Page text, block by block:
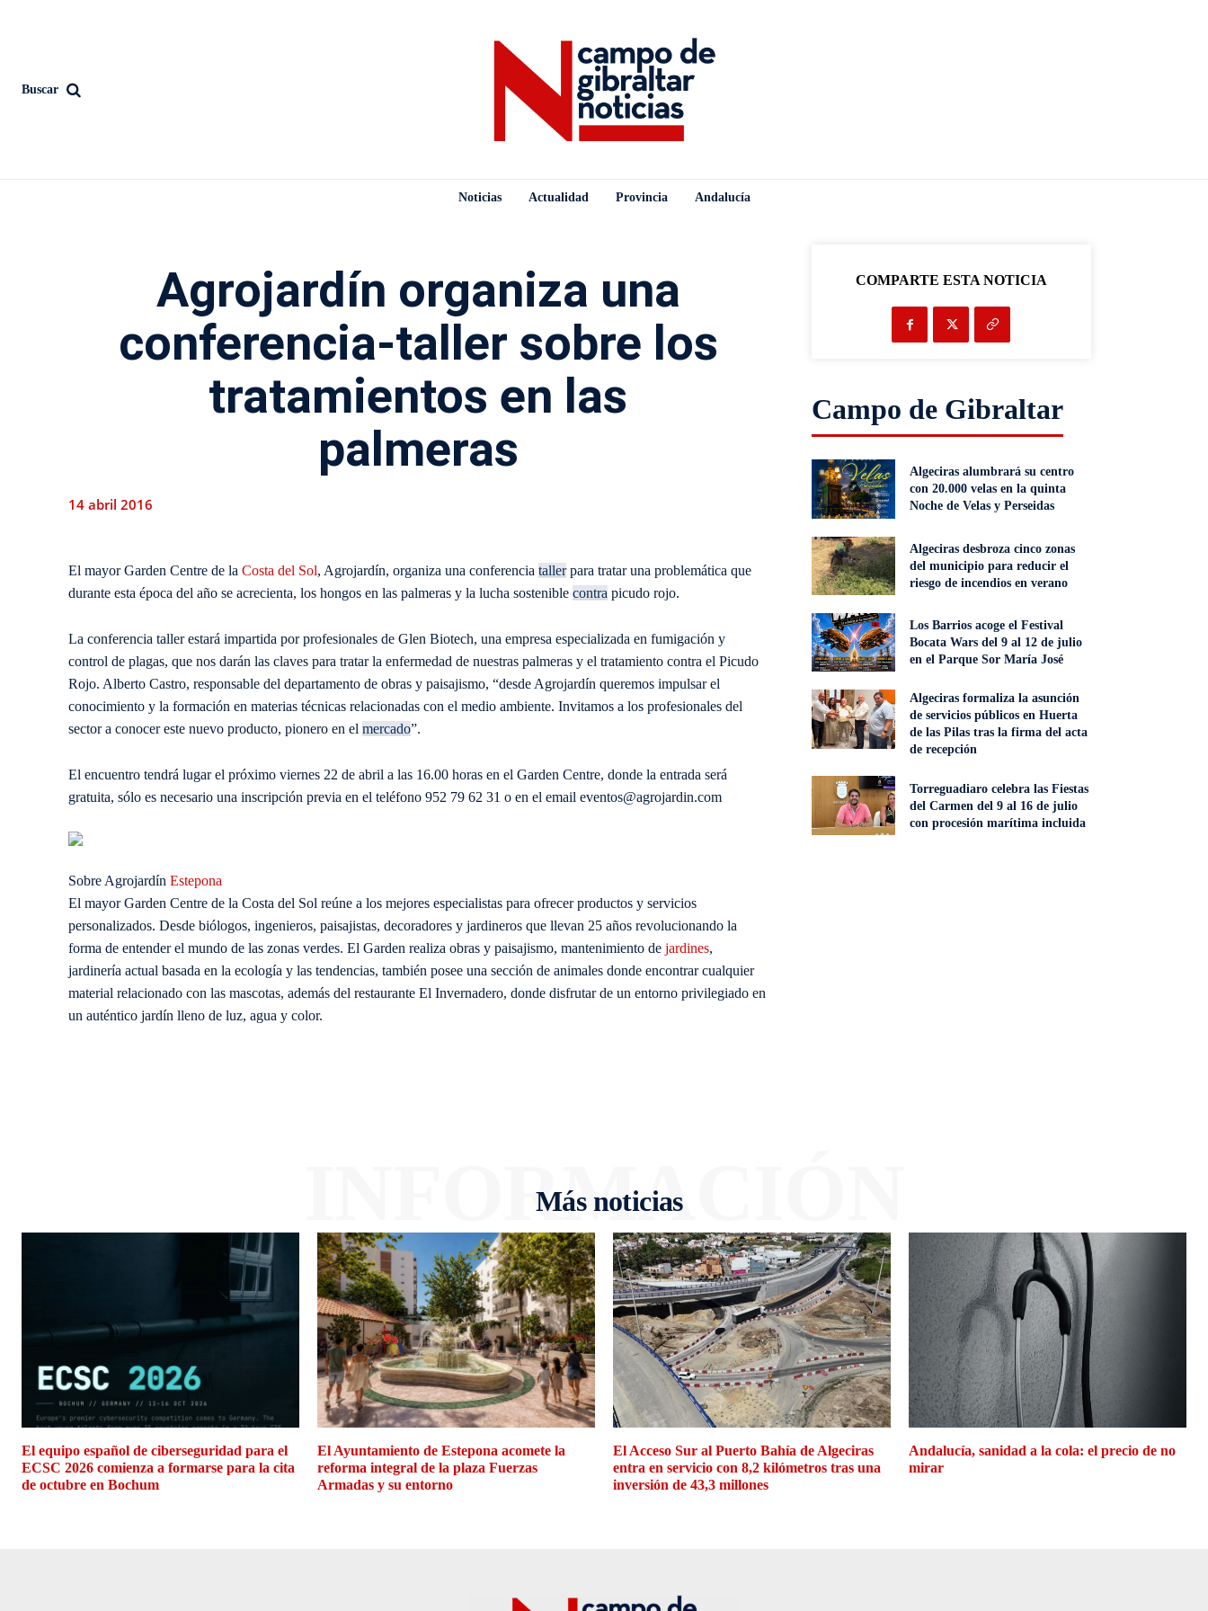
Buscar
Noticias Actualidad Provincia Andalucía
Agrojardín organiza una
conferencia-taller sobre los
tratamientos en las
palmeras
14 abril 2016
El mayor Garden Centre de la Costa del Sol, Agrojardín, organiza una conferencia tallerpara tratar una problemática que
durante esta época del año se acrecienta, los hongos en las palmeras y la lucha sostenible contra picudo rojo.
La conferencia taller estará impartida por profesionales de Glen Biotech, una empresa especializada en fumigación y
control de plagas, que nos darán las claves para tratar la enfermedad de nuestras palmeras y el tratamiento contra el Picudo
Rojo. Alberto Castro, responsable del departamento de obras y paisajismo, “desde Agrojardín queremos impulsar el
conocimiento y la formación en materias técnicas relacionadas con el medio ambiente. Invitamos a los profesionales del
sector a conocer este nuevo producto, pionero en el mercado”.
El encuentro tendrá lugar el próximo viernes 22 de abril a las 16.00 horas en el Garden Centre, donde la entrada será
gratuita, sólo es necesario una inscripción previa en el teléfono 952 79 62 31 o en el email eventos@agrojardin.com
Sobre Agrojardín Estepona
El mayor Garden Centre de la Costa del Sol reúne a los mejores especialistas para ofrecer productos y servicios
personalizados. Desde biólogos, ingenieros, paisajistas, decoradores y jardineros que llevan 25 años revolucionando la
forma de entender el mundo de las zonas verdes. El Garden realiza obras y paisajismo, mantenimiento de jardines,
jardinería actual basada en la ecología y las tendencias, también posee una sección de animales donde encontrar cualquier
material relacionado con las mascotas, además del restaurante El Invernadero, donde disfrutar de un entorno privilegiado en
un auténtico jardín lleno de luz, agua y color.
COMPARTE ESTA NOTICIA
Campo de Gibraltar
Algeciras alumbrará su centro
con 20.000 velas en la quinta
Noche de Velas y Perseidas
Algeciras desbroza cinco zonas
del municipio para reducir el
riesgo de incendios en verano
Los Barrios acoge el Festival
Bocata Wars del 9 al 12 de julio
en el Parque Sor María José
Algeciras formaliza la asunción
de servicios públicos en Huerta
de las Pilas tras la firma del acta
de recepción
Torreguadiaro celebra las Fiestas
del Carmen del 9 al 16 de julio
con procesión marítima incluida
Más noticias
INFORMACIÓN
El equipo español de ciberseguridad para el
ECSC 2026 comienza a formarse para la cita
de octubre en Bochum
El Ayuntamiento de Estepona acomete la
reforma integral de la plaza Fuerzas
Armadas y su entorno
El Acceso Sur al Puerto Bahía de Algeciras
entra en servicio con 8,2 kilómetros tras una
inversión de 43,3 millones
Andalucía, sanidad a la cola: el precio de no
mirar